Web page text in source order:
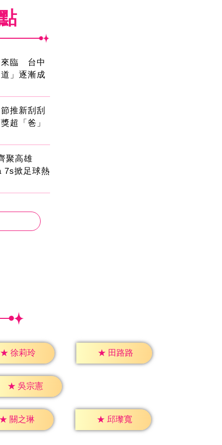
來臨 台中
」逐漸成
推新刮刮
超「爸」
聚高雄
7s掀足球熱
★ 徐莉玲 ★ 田路路
★ 吳宗憲
關之琳 ★ 邱瓈寬